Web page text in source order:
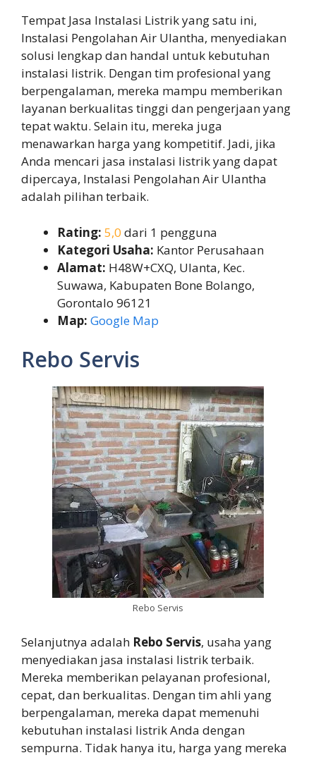
Tempat Jasa Instalasi Listrik yang satu ini,
Instalasi Pengolahan Air Ulantha, menyediakan
solusi lengkap dan handal untuk kebutuhan
instalasi listrik. Dengan tim profesional yang
berpengalaman, mereka mampu memberikan
layanan berkualitas tinggi dan pengerjaan yang
tepat waktu. Selain itu, mereka juga
menawarkan harga yang kompetitif. Jadi, jika
Anda mencari jasa instalasi listrik yang dapat
dipercaya, Instalasi Pengolahan Air Ulantha
adalah pilihan terbaik.
Rating: 5,0 dari 1 pengguna
Kategori Usaha: Kantor Perusahaan
Alamat: H48W+CXQ, Ulanta, Kec.
Suwawa, Kabupaten Bone Bolango,
Gorontalo 96121
Map: Google Map
Rebo Servis
Rebo Servis
Selanjutnya adalah Rebo Servis, usaha yang
menyediakan jasa instalasi listrik terbaik.
Mereka memberikan pelayanan profesional,
cepat, dan berkualitas. Dengan tim ahli yang
berpengalaman, mereka dapat memenuhi
kebutuhan instalasi listrik Anda dengan
sempurna. Tidak hanya itu, harga yang mereka